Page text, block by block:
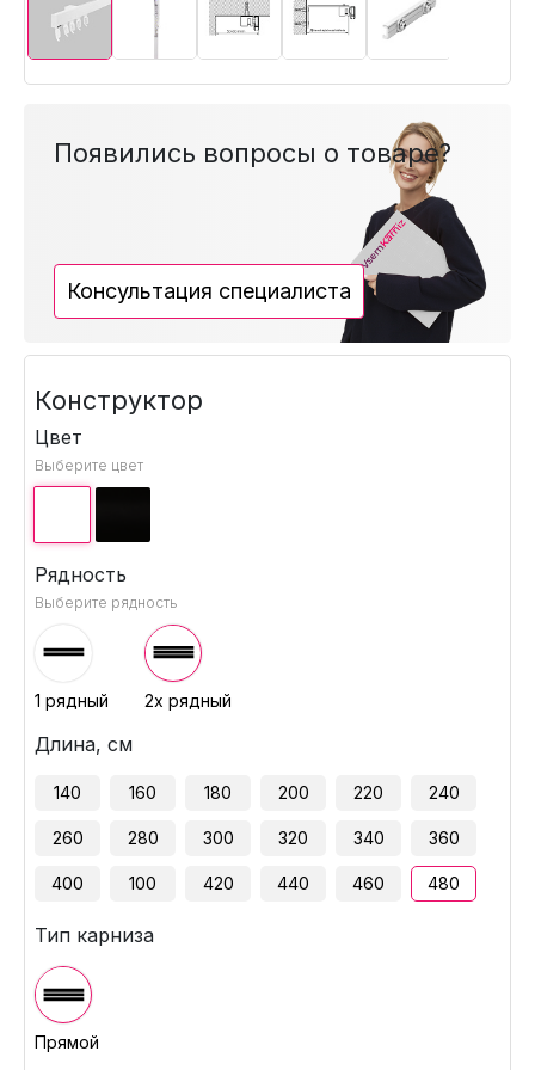
Появились вопросы о товаре?
Консультация специалиста
Конструктор
Цвет
Выберите цвет
Рядность
Выберите рядность
1 рядный 2х рядный
Длина, см
140 160 180 200 220 240
260 280 300 320 340 360
400 100 420 440 460 480
Тип карниза
Прямой